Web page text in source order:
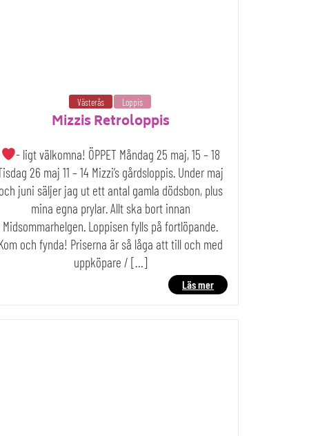
Västerås Loppis
Mizzis Retroloppis
- ligt välkomna! ÖPPET Måndag 25 maj, 15 – 18
26 maj 11 – 14 Mizzi’s gårdsloppis. Under maj
juni säljer jag ut ett antal gamla dödsbon, plus
mina egna prylar. Allt ska bort innan
Midsommarhelgen. Loppisen fylls på fortlöpande.
och fynda! Priserna är så låga att till och med
uppköpare / […]
Läs mer